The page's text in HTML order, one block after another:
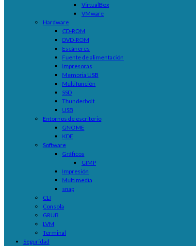
VirtualBox
VMware
Hardware
CD-ROM
DVD-ROM
Escáneres
Fuente de alimentación
Impresoras
Memoria USB
Multifunción
SSD
Thunderbolt
USB
Entornos de escritorio
GNOME
KDE
Software
Gráficos
GIMP
Impresión
Multimedia
snap
CLI
Consola
GRUB
LVM
Terminal
Seguridad